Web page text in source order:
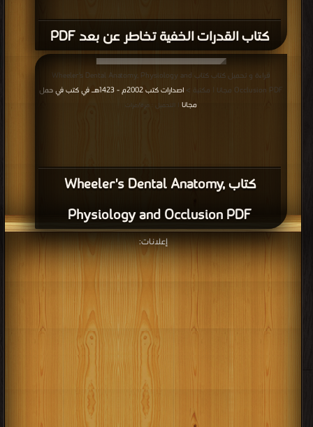
كتاب القدرات الخفية تخاطر عن بعد PDF
كتاب Wheeler's Dental Anatomy,
Physiology and Occlusion PDF
قراءة و تحميل كتاب كتاب Wheeler's Dental Anatomy, Physiology and
Occlusion PDF مجانا | مكتبة >
اصدارات كتب 2002م - 1423هـ في كتب في حمل
مجانا | التحميل : مرة/مرات
إعلانات: